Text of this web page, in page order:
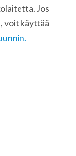
Jos
voit käyttää